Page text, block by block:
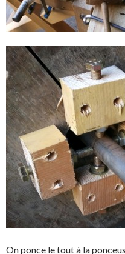
On ponce le tout à la